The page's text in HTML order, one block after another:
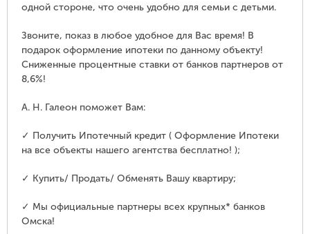
одной стороне, что очень удобно для семьи с детьми.
Звоните, показ в любое удобное для Вас время! В
подарок оформление ипотеки по данному объекту!
Сниженные процентные ставки от банков партнеров от
8,6%!
А. Н. Галеон поможет Вам:
✓ Получить Ипотечный кредит ( Оформление Ипотеки
на все объекты нашего агентства бесплатно! );
✓ Купить/ Продать/ Обменять Вашу квартиру;
✓ Мы официальные партнеры всех крупных* банков
Омска!